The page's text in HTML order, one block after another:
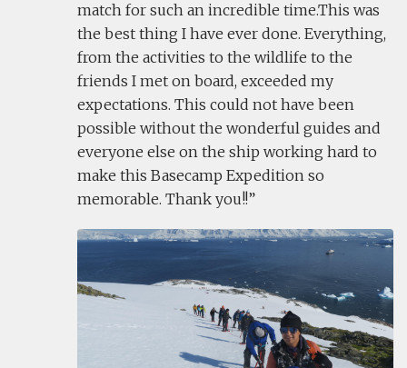
match for such an incredible time.This was
the best thing I have ever done. Everything,
from the activities to the wildlife to the
friends I met on board, exceeded my
expectations. This could not have been
possible without the wonderful guides and
everyone else on the ship working hard to
make this Basecamp Expedition so
memorable. Thank you!!